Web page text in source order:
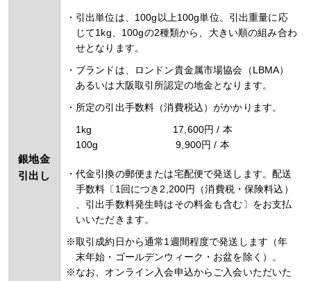
銀地金
引出し
引出単位は、100g以上100g単位。引出重量に応
じて1kg、100gの2種類から、大きい順の組み合わ
せとなります。
ブランドは、ロンドン貴金属市場協会（LBMA）
あるいは大阪取引所認定の地金となります。
所定の引出手数料（消費税込）がかかります。
1kg
17,600円 / 本
100g
9,900円 / 本
代金引換の郵便または宅配便で発送します。配送
手数料〔1回につき2,200円（消費税・保険料込）
、引出手数料発生時はその料金も含む〕をお支払
いいただきます。
取引成約日から通常1週間程度で発送します（年
末年始・ゴールデンウィーク・お盆を除く）。
なお、オンライン入会申込からご入会いただいた